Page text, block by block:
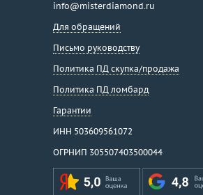
info@misterdiamond.ru
Для обращений
Письмо руководству
Политика ПД скупка/продажа
Политика ПД ломбард
Гарантии
ИНН 503609561072
ОГРНИП 305507403500044